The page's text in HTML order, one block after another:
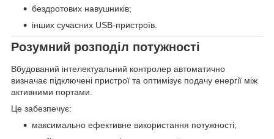
бездротових навушників;
інших сучасних USB-пристроїв.
Розумний розподіл потужності
Вбудований інтелектуальний контролер автоматично
визначає підключені пристрої та оптимізує подачу енергії між
активними портами.
Це забезпечує:
максимально ефективне використання потужності;